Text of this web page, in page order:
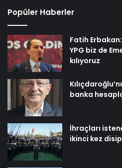
Popüler Haberler
Fatih
YPG biz de
kılıyoruz
banka
İhraçları
ikinci kez